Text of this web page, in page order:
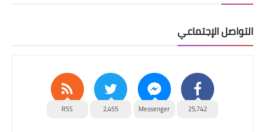
التواصل الإجتماعي
25,742
Messenger
2,455
RSS